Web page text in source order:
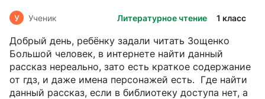
Литературное чтение 1 класс
У Ученик
Добрый день, ребёнку задали читать Зощенко
Большой человек, в интернете найти данный
рассказ нереально, зато есть краткое содержание
от гдз, и даже имена персонажей есть. Где найти
данный рассказ, если в библиотеку доступа нет, а